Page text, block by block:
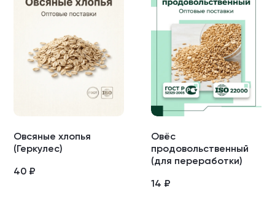
Овсяные хлопья
(Геркулес)
40 ₽
Овёс
продовольственный
(для переработки)
14 ₽